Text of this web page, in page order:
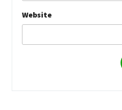
Website